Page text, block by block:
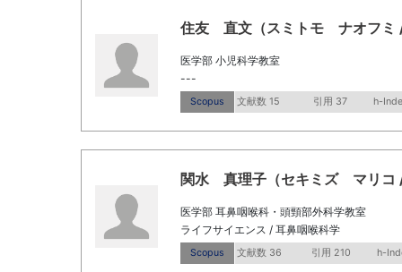
住友 直文（スミトモ ナオフミ
医学部 小児科学教室
---
Scopus 文献数 15 引用 37 h-
関水 真理子（セキミズ マリコ
医学部 耳鼻咽喉科・頭頸部外科学教室
ライフサイエンス / 耳鼻咽喉科学
Scopus 文献数 36 引用 210 h-